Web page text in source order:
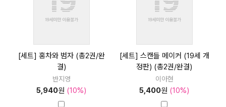
[세트] 홍차와 범자 (총2권/완
결)
반지영
5,940원 (10%)
[세트] 스캔들 메이커 (19세 개
정판) (총2권/완결)
이아현
5,400원 (10%)